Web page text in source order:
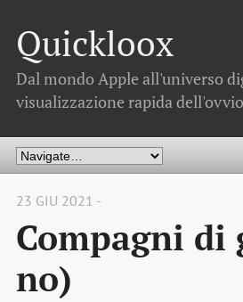
Quickloox
Dal mondo Apple all'universo
visualizzazione rapida dell'ovvio
23 GIU 2021 -
Compagni di
no)